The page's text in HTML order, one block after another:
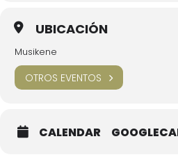
UBICACIÓN
Musikene
OTROS EVENTOS
CALENDAR